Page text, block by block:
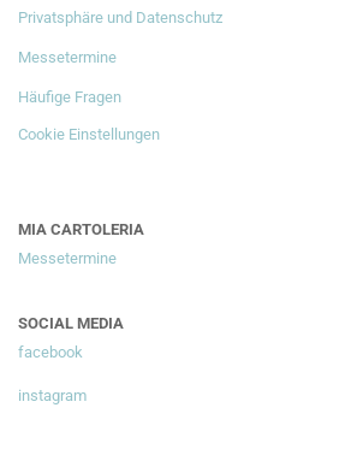
Privatsphäre und Datenschutz
Messetermine
Häufige Fragen
Cookie Einstellungen
MIA CARTOLERIA
Messetermine
SOCIAL MEDIA
facebook
instagram